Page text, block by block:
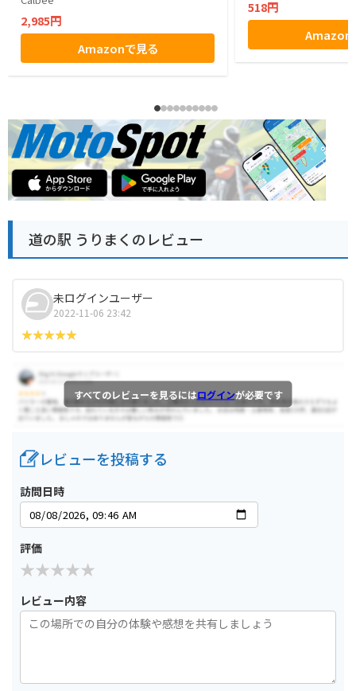
2,985円
Amazonで見る
518円
Amazon
道の駅 うりまくのレビュー
未ログインユーザー
2022-11-06 23:42
すべてのレビューを見るにはログインが必要です
レビューを投稿する
訪問日時
評価
レビュー内容